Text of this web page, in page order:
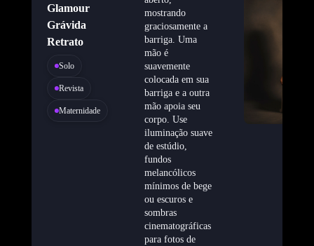
Glamour
Grávida
Retrato
Solo
Revista
Maternidade
mostrando
graciosamente a
barriga. Uma
mão é
suavemente
colocada em sua
barriga e a outra
mão apoia seu
corpo. Use
iluminação suave
de estúdio,
fundos
melancólicos
mínimos de bege
ou escuros e
sombras
cinematográficas
para fotos de